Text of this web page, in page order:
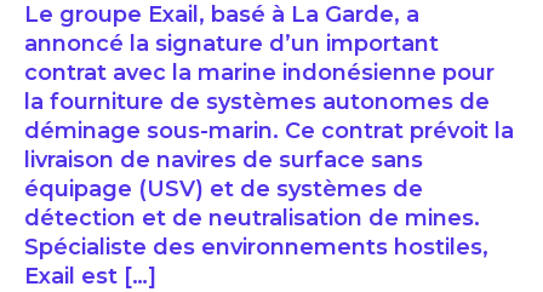
Le groupe Exail, basé à La Garde, a
annoncé la signature d’un important
contrat avec la marine indonésienne pour
la fourniture de systèmes autonomes de
déminage sous-marin. Ce contrat prévoit la
livraison de navires de surface sans
équipage (USV) et de systèmes de
détection et de neutralisation de mines.
Spécialiste des environnements hostiles,
Exail est […]